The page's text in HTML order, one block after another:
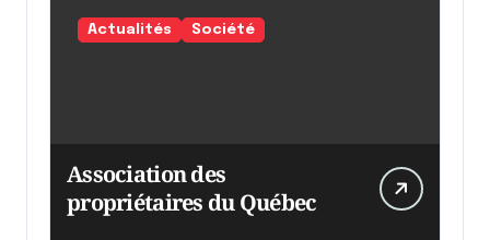
Actualités Société
Association des
propriétaires du Québec